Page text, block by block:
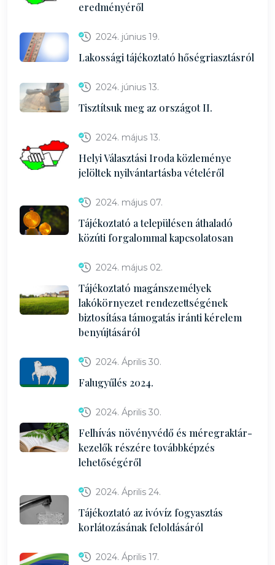
eredményéről
2024. június 19.
Lakossági tájékoztató hőségriasztásról
2024. június 13.
Tisztítsuk meg az országot II.
2024. május 13.
Helyi Választási Iroda közleménye
jelöltek nyilvántartásba vételéről
2024. május 07.
Tájékoztató a településen áthaladó
közúti forgalommal kapcsolatosan
2024. május 02.
Tájékoztató magánszemélyek
lakókörnyezet rendezettségének
biztosítása támogatás iránti kérelem
benyújtásáról
2024. Április 30.
Falugyűlés 2024.
2024. Április 30.
Felhívás növényvédő és méregraktár-
kezelők részére továbbképzés
lehetőségéről
2024. Április 24.
Tájékoztató az ivóvíz fogyasztás
korlátozásának feloldásáról
2024. Április 17.